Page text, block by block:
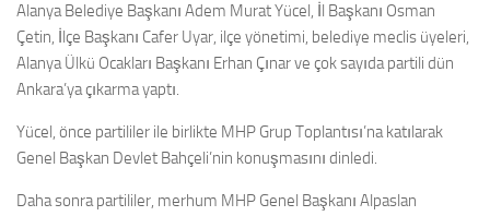
Alanya Belediye Başkanı Adem Murat Yücel, İl Başkanı Osman
Çetin, İlçe Başkanı Cafer Uyar, ilçe yönetimi, belediye meclis üyeleri,
Alanya Ülkü Ocakları Başkanı Erhan Çınar ve çok sayıda partili dün
Ankara’ya çıkarma yaptı.
Yücel, önce partililer ile birlikte MHP Grup Toplantısı’na katılarak
Genel Başkan Devlet Bahçeli’nin konuşmasını dinledi.
Daha sonra partililer, merhum MHP Genel Başkanı Alpaslan